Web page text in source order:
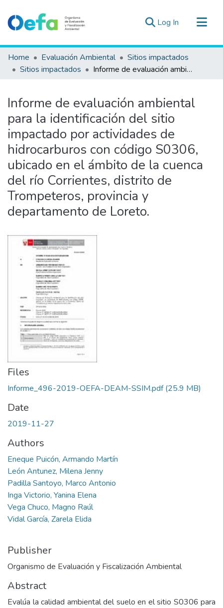
Log In (current)
Communities & Collections
All of DSpace
Estad. Externas
Guias ▾
Home Evaluación Ambiental
Sitios impactados
Sitios impactados
Informe de evaluación ambiental para la identificación del sitio impactado por actividades de hidrocarburos con código S0306, ubicado en el ámbito de la cuenca del río Corrientes, distrito de Trompeteros, provincia y departamento de Loreto.
Informe de evaluación ambiental
para la identificación del sitio
impactado por actividades de
hidrocarburos con código S0306,
ubicado en el ámbito de la cuenca
del río Corrientes, distrito de
Trompeteros, provincia y
departamento de Loreto.
Files
Informe_496-2019-OEFA-DEAM-SSIM.pdf(25.9 MB)
Date
2019-11-27
Authors
Eneque Puicón, Armando Martín
León Antunez, Milena Jenny
Padilla Santoyo, Marco Antonio
Inga Victorio, Yanina Elena
Vega Chuco, Magno Raúl
Vidal García, Zarela Elida
Publisher
Organismo de Evaluación y Fiscalización Ambiental
Abstract
Evalúa la calidad ambiental del suelo en el sitio S0306 para